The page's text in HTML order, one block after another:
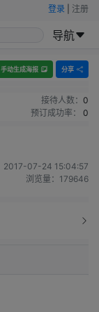
登录 注册
导航
手动生成海报 分享
接待人数： 0
预订成功率：
0
2017-07-24 15:04:57
浏览量： 179646